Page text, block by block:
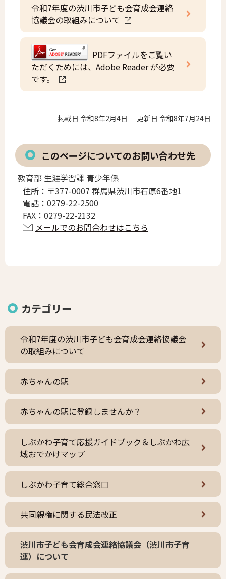
令和7年度の渋川市子ども会育成会連絡
協議会の取組みについて
PDFファイルをご覧い
ただくためには、Adobe Reader が必要
です。
掲載日 令和8年2月4日 更新日 令和8年7月24日
このページについてのお問い合わせ先
教育部 生涯学習課 青少年係
住所： 〒377-0007 群馬県渋川市石原6番地1
電話： 0279-22-2500
FAX： 0279-22-2132
メールでのお問合わせはこちら
カテゴリー
令和7年度の渋川市子ども会育成会連絡協議会
の取組みについて
赤ちゃんの駅
赤ちゃんの駅に登録しませんか？
しぶかわ子育て応援ガイドブック＆しぶかわ広
域おでかけマップ
しぶかわ子育て総合窓口
共同親権に関する民法改正
渋川市子ども会育成会連絡協議会（渋川市子育
連）について